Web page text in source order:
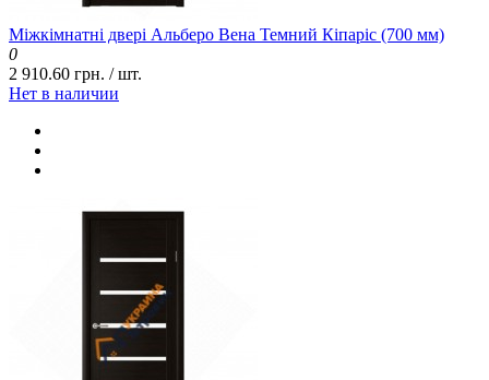
Міжкімнатні двері Альберо Вена Темний Кіпаріс (700 мм)
0
2 910.60 грн. / шт.
Нет в наличии